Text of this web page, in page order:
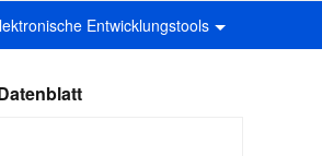
Entwicklungstools